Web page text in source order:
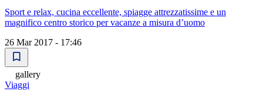
Sport e relax, cucina eccellente, spiagge attrezzatissime e un
magnifico centro storico per vacanze a misura d’uomo
26 Mar 2017 - 17:46
gallery
Viaggi